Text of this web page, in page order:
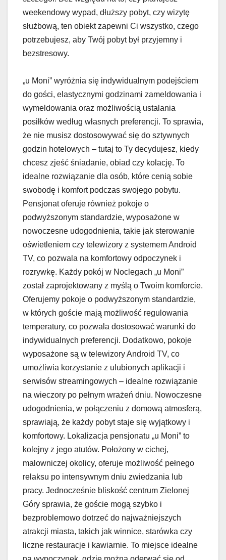
weekendowy wypad, dłuższy pobyt, czy wizytę
służbową, ten obiekt zapewni Ci wszystko, czego
potrzebujesz, aby Twój pobyt był przyjemny i
bezstresowy.
„u Moni” wyróżnia się indywidualnym podejściem
do gości, elastycznymi godzinami zameldowania i
wymeldowania oraz możliwością ustalania
posiłków według własnych preferencji. To sprawia,
że nie musisz dostosowywać się do sztywnych
godzin hotelowych – tutaj to Ty decydujesz, kiedy
chcesz zjeść śniadanie, obiad czy kolację. To
idealne rozwiązanie dla osób, które cenią sobie
swobodę i komfort podczas swojego pobytu.
Pensjonat oferuje również pokoje o
podwyższonym standardzie, wyposażone w
nowoczesne udogodnienia, takie jak sterowanie
oświetleniem czy telewizory z systemem Android
TV, co pozwala na komfortowy odpoczynek i
rozrywkę. Każdy pokój w Noclegach „u Moni”
został zaprojektowany z myślą o Twoim komforcie.
Oferujemy pokoje o podwyższonym standardzie,
w których goście mają możliwość regulowania
temperatury, co pozwala dostosować warunki do
indywidualnych preferencji. Dodatkowo, pokoje
wyposażone są w telewizory Android TV, co
umożliwia korzystanie z ulubionych aplikacji i
serwisów streamingowych – idealne rozwiązanie
na wieczory po pełnym wrażeń dniu. Nowoczesne
udogodnienia, w połączeniu z domową atmosferą,
sprawiają, że każdy pobyt staje się wyjątkowy i
komfortowy. Lokalizacja pensjonatu „u Moni” to
kolejny z jego atutów. Położony w cichej,
malowniczej okolicy, oferuje możliwość pełnego
relaksu po intensywnym dniu zwiedzania lub
pracy. Jednocześnie bliskość centrum Zielonej
Góry sprawia, że goście mogą szybko i
bezproblemowo dotrzeć do najważniejszych
atrakcji miasta, takich jak winnice, starówka czy
liczne restauracje i kawiarnie. To miejsce idealne